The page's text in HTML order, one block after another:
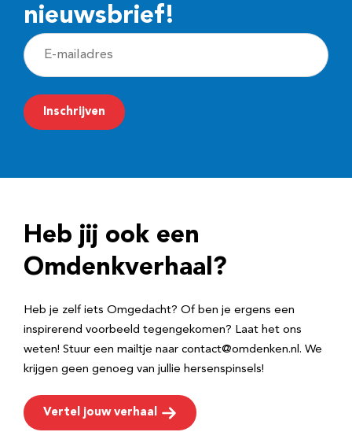
nieuwsbrief!
E
-
m
a
r
e
Inschrijven
Heb jij ook een
Omdenkverhaal?
Heb je zelf iets Omgedacht? Of ben je ergens een
inspirerend voorbeeld tegengekomen? Laat het ons
weten! Stuur een mailtje naar contact@omdenken.nl. We
krijgen geen genoeg van jullie hersenspinsels!
Vertel jouw verhaal